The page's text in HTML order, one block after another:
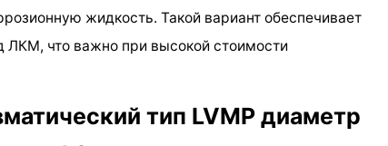
жидкость. Такой вариант обеспечивает
ЛКМ, что важно при высокой стоимости